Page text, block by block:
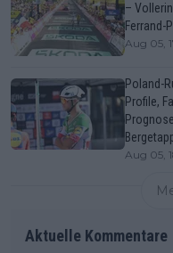
–
Ferrand-
Aug 05,
Poland-
Profile,
Aug 05,
Aktuelle Kommentare